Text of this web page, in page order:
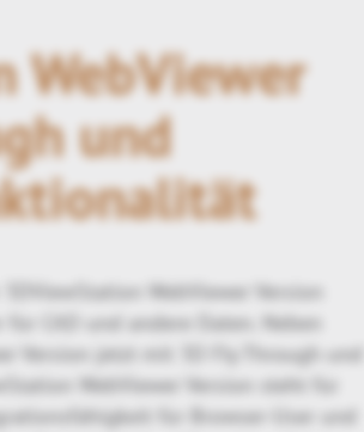
WebViewer
und
WebViewer Version
CAD und andere Daten. Neben
Version jetzt mit 3D Fly Through und
WebViewer Version steht für
für Browser-User und